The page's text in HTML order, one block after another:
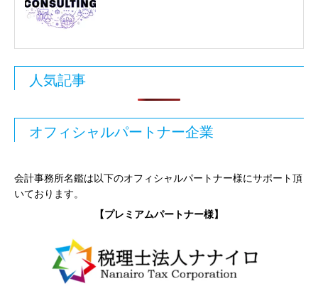
人気記事
オフィシャルパートナー企業
会計事務所名鑑は以下のオフィシャルパートナー様にサポート頂
いております。
【プレミアムパートナー様】